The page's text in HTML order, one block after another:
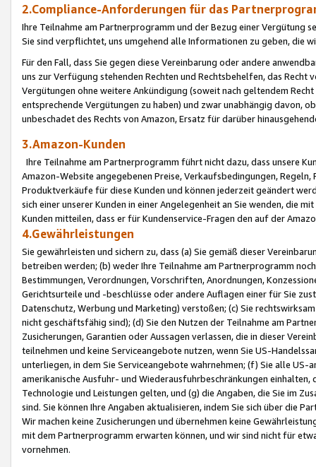
2.Compliance-Anforderungen für das
Ihre Teilnahme am Partnerprogramm und der Bezug einer Vergütung
Sie sind verpflichtet, uns umgehend alle Informationen zu geben, die
Für den Fall, dass Sie gegen diese Vereinbarung oder andere
uns zur Verfügung stehenden Rechten und Rechtsbehelfen, das
Vergütungen ohne weitere Ankündigung (soweit nach geltendem
entsprechende Vergütungen zu haben) und zwar unabhängig davon,
unbeschadet des Rechts von Amazon, Ersatz für darüber
3.Amazon-Kunden
Ihre Teilnahme am Partnerprogramm führt nicht dazu, dass unsere
Amazon-Website angegebenen Preise, Verkaufsbedingungen,
Produktverkäufe für diese Kunden und können jederzeit geändert
sich einer unserer Kunden in einer Angelegenheit an Sie wenden, die
Kunden mitteilen, dass er für Kundenservice-Fragen den auf der
4.Gewährleistungen
Sie gewährleisten und sichern zu, dass (a) Sie gemäß dieser
betreiben werden; (b) weder Ihre Teilnahme am Partnerprogramm
Bestimmungen, Verordnungen, Vorschriften, Anordnungen,
Gerichtsurteile und -beschlüsse oder andere Auflagen einer für Sie
Datenschutz, Werbung und Marketing) verstoßen; (c) Sie
nicht geschäftsfähig sind); (d) Sie den Nutzen der Teilnahme am
Zusicherungen, Garantien oder Aussagen verlassen, die in dieser
teilnehmen und keine Serviceangebote nutzen, wenn Sie US-
unterliegen, in dem Sie Serviceangebote wahrnehmen; (f) Sie alle
amerikanische Ausfuhr- und Wiederausfuhrbeschränkungen
Technologie und Leistungen gelten, und (g) die Angaben, die Sie im
sind. Sie können Ihre Angaben aktualisieren, indem Sie sich über die
Wir machen keine Zusicherungen und übernehmen keine
mit dem Partnerprogramm erwarten können, und wir sind nicht für
vornehmen.